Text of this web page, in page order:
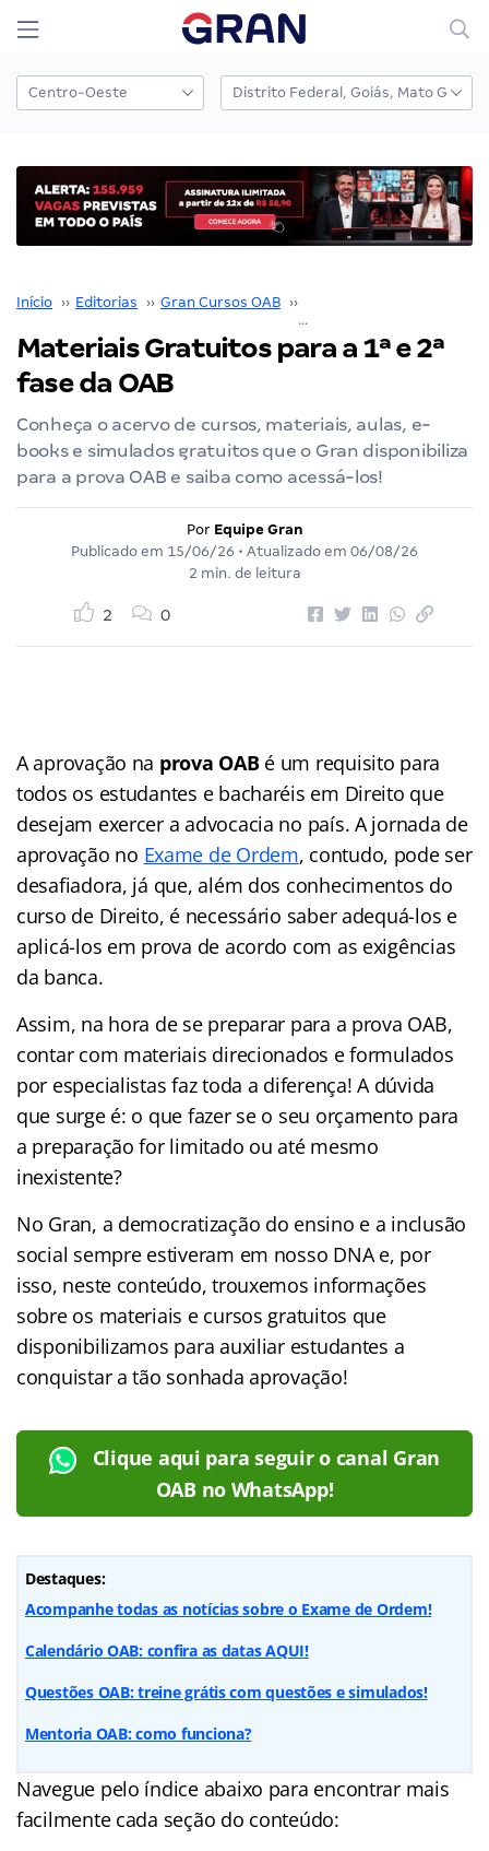
Início ›› Editorias ›› Gran Cursos OAB ››
Materiais Gratuitos para a 1ª e 2ª
fase da OAB
Conheça o acervo de cursos, materiais, aulas, e-
books e simulados gratuitos que o Gran disponibiliza
para a prova OAB e saiba como acessá-los!
Por Equipe Gran
Publicado em 15/06/26 • Atualizado em 06/08/26
2 min. de leitura
2 0
A aprovação na prova OABé um requisito para
todos os estudantes e bacharéis em Direito que
desejam exercer a advocacia no país. A jornada de
aprovação no Exame de Ordem, contudo, pode ser
desafiadora, já que, além dos conhecimentos do
curso de Direito, é necessário saber adequá-los e
aplicá-los em prova de acordo com as exigências
da banca.
Assim, na hora de se preparar para a prova OAB,
contar com materiais direcionados e formulados
por especialistas faz toda a diferença! A dúvida
que surge é: o que fazer se o seu orçamento para
a preparação for limitado ou até mesmo
inexistente?
No Gran, a democratização do ensino e a inclusão
social sempre estiveram em nosso DNA e, por
isso, neste conteúdo, trouxemos informações
sobre os materiais e cursos gratuitos que
disponibilizamos para auxiliar estudantes a
conquistar a tão sonhada aprovação!
Clique aqui para seguir o canal Gran
OAB no WhatsApp!
Destaques:
Acompanhe todas as notícias sobre o Exame de Ordem!
Calendário OAB: confira as datas AQUI!
Questões OAB: treine grátis com questões e simulados!
Mentoria OAB: como funciona?
Navegue pelo índice abaixo para encontrar mais
facilmente cada seção do conteúdo: